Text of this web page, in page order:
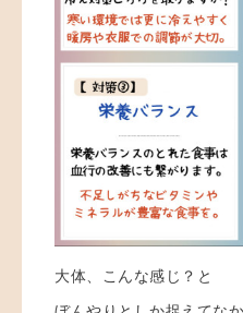
大体、こんな感じ？と